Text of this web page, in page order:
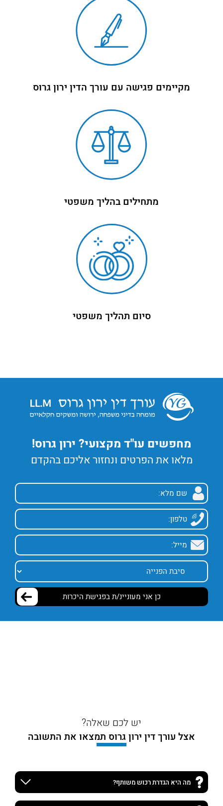
מקיימים פגישה עם עורך הדין ירון גרוס
מתחילים בהליך משפטי
סיום תהליך משפטי
מחפשים עו"ד מקצועי? ירון גרוס!
מלאו את הפרטים ונחזור אליכם בהקדם
יש לכם שאלה?
אצל עורך דין ירון גרוס תמצאו את התשובה
מה היא הגדרת רכוש משותף?